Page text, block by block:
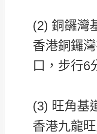
(2) 銅鑼灣
香港銅鑼
口，步行6
(3) 旺角基
香港九龍